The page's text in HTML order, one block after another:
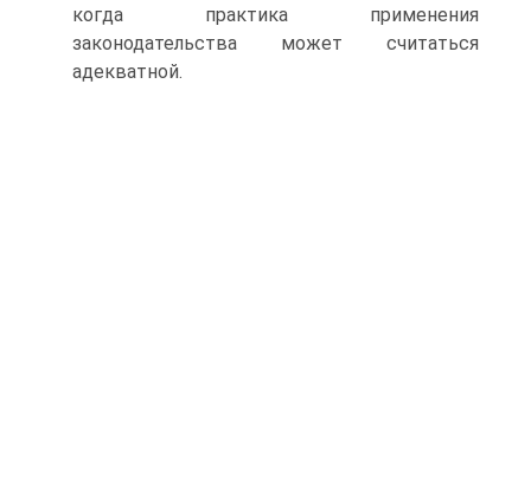
когда практика применения
законодательства может считаться
адекватной.